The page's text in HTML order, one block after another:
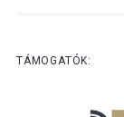
TÁMOGATÓK: